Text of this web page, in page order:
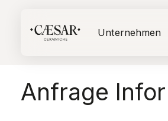
Unternehmen
Anfrage